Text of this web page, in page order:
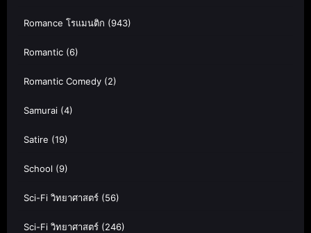
Romance โรแมนติก (943)
Romantic (6)
Romantic Comedy (2)
Samurai (4)
Satire (19)
School (9)
Sci-Fi วิทยาศาสตร์ (56)
Sci-Fi วิทยาศาสตร์ (246)